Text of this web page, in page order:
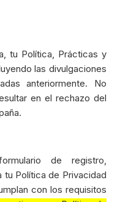
tu Política, Prácticas y
las divulgaciones
anteriormente. No
en el rechazo del
de registro,
tu Política de Privacidad
con los requisitos